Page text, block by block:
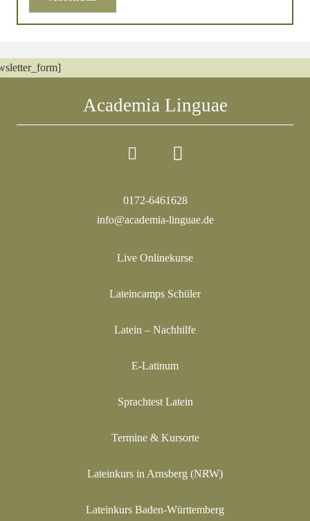
Academia Linguae
0172-6461628
info@academia-linguae.de
Live Onlinekurse
Lateincamps Schüler
Latein – Nachhilfe
E-Latinum
Sprachtest Latein
Termine & Kursorte
Lateinkurs in Arnsberg (NRW)
Lateinkurs Baden-Württemberg